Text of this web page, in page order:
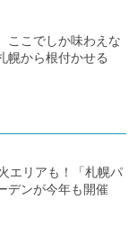
ここでしか味わえな
幌から根付かせる
エリアも！「札幌パ
デンが今年も開催